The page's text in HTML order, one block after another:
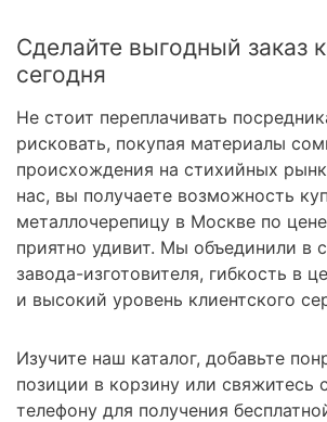
Сделайте выгодный заказ
сегодня
Не стоит переплачивать
рисковать, покупая материалы
происхождения на стихийных
нас, вы получаете возможность
металлочерепицу в Москве по
приятно удивит. Мы объединили в
завода-изготовителя, гибкость в
и высокий уровень клиентского
Изучите наш каталог, добавьте
позиции в корзину или свяжитесь
телефону для получения